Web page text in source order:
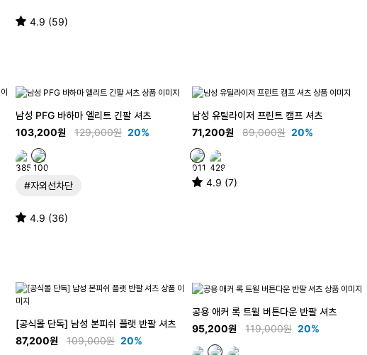
4.9 (59)
남성 PFG 바하마 엘리트 긴팔 셔츠
103,200원
129,000원 20%
#자외선차단
4.9 (36)
남성 유틸라이저 프린트 캠프 셔츠
71,200원
89,000원 20%
4.9 (7)
[공식몰 단독] 남성 본피쉬 플랫 반팔 셔츠
87,200원
109,000원 20%
공용 애커 록 트윌 버튼다운 반팔 셔츠
95,200원
119,000원 20%